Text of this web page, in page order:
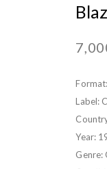
Label:
Year:
Genre: